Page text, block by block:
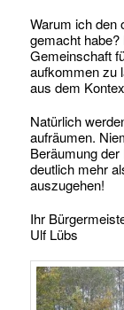
Warum ich den
gemacht
Gemeinschaft
aufkommen zu
aus dem
Natürlich
aufräumen.
Beräumung
deutlich mehr
auszugehen!
Ihr
Ulf Lübs